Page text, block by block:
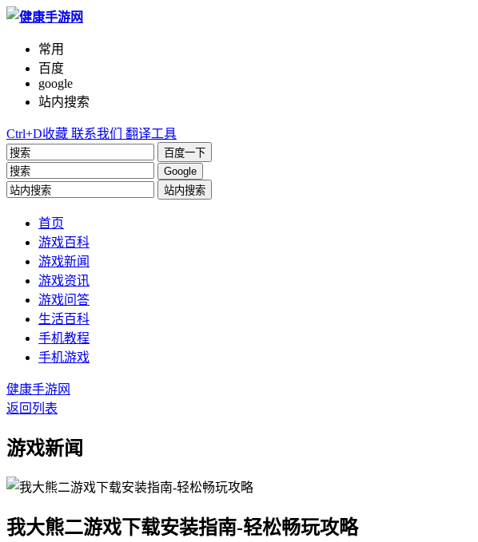
常用
百度
google
站内搜索
Ctrl+D收藏 联系我们 翻译工具
百度一下
Google
站内搜索
首页
游戏百科
游戏新闻
游戏资讯
游戏问答
生活百科
手机教程
手机游戏
健康手游网
返回列表
游戏新闻
我大熊二游戏下载安装指南-轻松畅玩攻略